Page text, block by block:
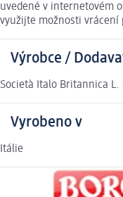
uvedené v internetovém
využijte možnosti vrácení
Výrobce /
Società Italo Britannica L.
Vyrobeno v
Itálie